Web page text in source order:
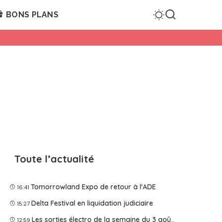
BONS PLANS
Toute l’actualité
16:41 Tomorrowland Expo de retour à l'ADE
15:27 Delta Festival en liquidation judiciaire
12:59 Les sorties électro de la semaine du 3 août 2026